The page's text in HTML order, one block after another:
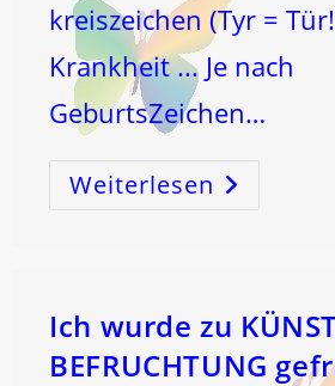
kreiszeichen (Tyr =
Krankheit ... Je nach
GeburtsZeichen…
Weiterlesen WARUM
Entwickeln
Menschen
Ich wurde zu
BEFRUCHTUNG